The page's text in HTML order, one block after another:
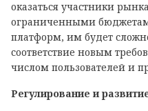
оказаться участники
ограниченными
платформ, им будет
соответствие новым
числом пользователей и
Регулирование и